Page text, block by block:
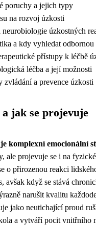
poruchy a jejich typy
na rozvoj úzkosti
neurobiologie úzkostných
a kdy vyhledat odbornou
přístupy k léčbě
léčba a její možnosti
zvládání a prevence úzkosti
jak se projevuje
komplexní emocionální
ale projevuje se i na
o přirozenou reakci
avšak když se stává
narušit kvalitu
jako neutichající proud
a vytváří pocit vnitřního